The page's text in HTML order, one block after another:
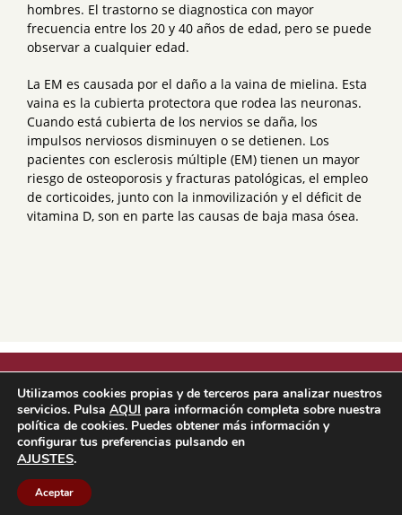
hombres. El trastorno se diagnostica con mayor
frecuencia entre los 20 y 40 años de edad, pero se puede
observar a cualquier edad.
La EM es causada por el daño a la vaina de mielina. Esta
vaina es la cubierta protectora que rodea las neuronas.
Cuando está cubierta de los nervios se daña, los
impulsos nerviosos disminuyen o se detienen. Los
pacientes con esclerosis múltiple (EM) tienen un mayor
riesgo de osteoporosis y fracturas patológicas, el empleo
de corticoides, junto con la inmovilización y el déficit de
vitamina D, son en parte las causas de baja masa ósea.
QUIÉNES SOMOS
Utilizamos cookies propias y de terceros para analizar nuestros
servicios. Pulsa AQUI para información completa sobre nuestra
política de cookies. Puedes obtener más información y
configurar tus preferencias pulsando en
AJUSTES.
Aceptar